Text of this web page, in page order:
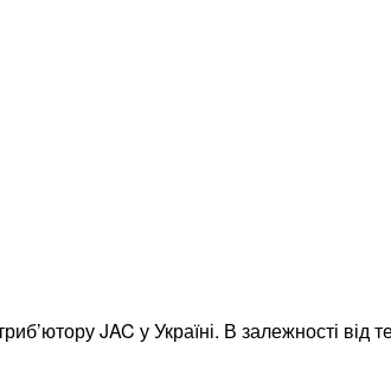
JAC у Україні. В залежності